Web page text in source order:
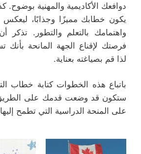
دوافعك الأكاديمية والمهنية
يكون خطابك مميزًا وجذابًا، ليعكس
واهتمامك بالتعلم والتطور.
فرصتك لإقناع الجهة المانحة بأنك
لذا قم بصياغته بعناية.
باتباع هذه الخطوات كتابة خطاب
ستكون قد وضعت قدمك على
على المنحة الدراسية التي تطمح